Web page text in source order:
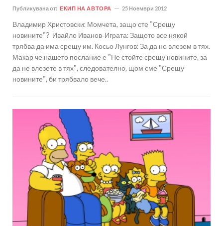
Публикувана от: ЕКИП НА АВТОРА 25 Ноември 2012
Владимир Христовски: Момчета, защо сте "Срещу
новините"? Ивайло Иванов-Играта: Защото все някой
трябва да има срещу им. Косьо Лунгов: За да не влезем в тях.
Макар че нашето послание е "Не стойте срещу новините, за
да не влезете в тях", следователно, щом сме "Срещу
новините", би трябвало вече..